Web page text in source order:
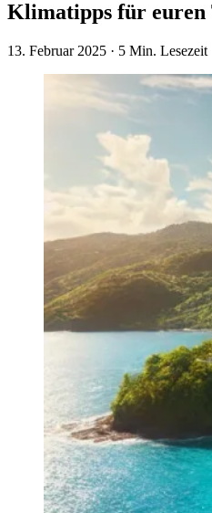
Klimatipps für
13. Februar 2025 · 5 Min. Lesezeit